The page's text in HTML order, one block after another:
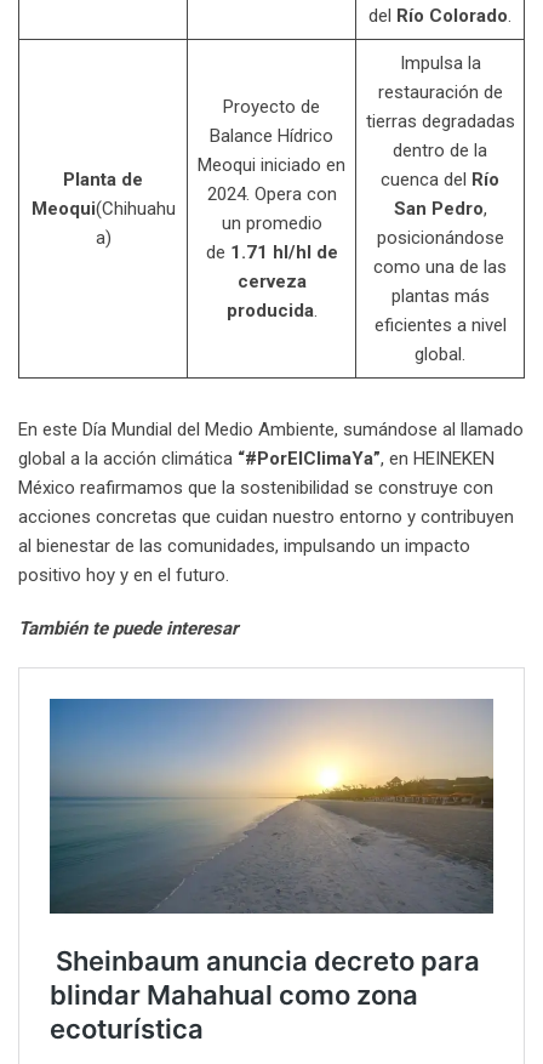
del
Río Colorado.
Planta de
Meoqui(Chihuahu
a)
Proyecto de
Balance Hídrico
Meoqui iniciado en
2024. Opera con
un promedio
de 1.71 hl/hl de
cerveza
producida.
Impulsa la
restauración de
tierras degradadas
dentro de la
cuenca del
Río
San Pedro,
posicionándose
como una de las
plantas más
eficientes a nivel
global.
En este Día Mundial del Medio Ambiente, sumándose al llamado
global a la acción climática “#PorElClimaYa”, en HEINEKEN
México reafirmamos que la sostenibilidad se construye con
acciones concretas que cuidan nuestro entorno y contribuyen
al bienestar de las comunidades, impulsando un impacto
positivo hoy y en el futuro.
También te puede interesar